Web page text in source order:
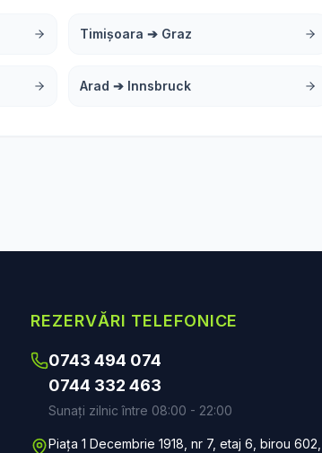
Timișoara ➔ Graz
Arad ➔ Innsbruck
REZERVĂRI TELEFONICE
0743 494 074
0744 332 463
Sunați zilnic între 08:00 - 22:00
Piața 1 Decembrie 1918, nr 7, etaj 6, birou 602,